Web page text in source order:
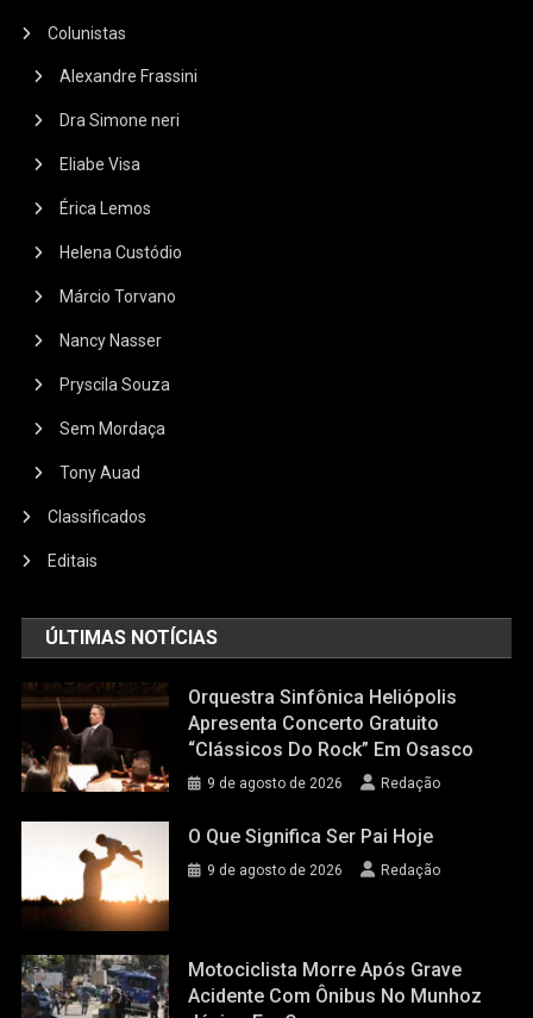
Colunistas
Alexandre Frassini
Dra Simone neri
Eliabe Visa
Érica Lemos
Helena Custódio
Márcio Torvano
Nancy Nasser
Pryscila Souza
Sem Mordaça
Tony Auad
Classificados
Editais
ÚLTIMAS NOTÍCIAS
Orquestra Sinfônica Heliópolis
Apresenta Concerto Gratuito
“Clássicos Do Rock” Em Osasco
9 de agosto de 2026 Redação
O Que Significa Ser Pai Hoje
9 de agosto de 2026 Redação
Motociclista Morre Após Grave
Acidente Com Ônibus No Munhoz